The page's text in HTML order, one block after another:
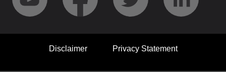
Disclaimer Privacy Statement